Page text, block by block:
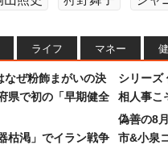
ライフ マネー
なぜ粉飾まがいの決
県で初の「早期健全
枯渇」でイラン戦争
シリーズ
相人事こ
偽善の8
市&小泉